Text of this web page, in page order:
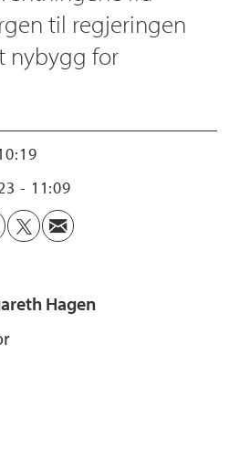
til regjeringen
nybygg for
- 11:09
Hagen